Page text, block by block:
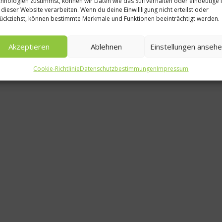
dieser Website verarbeiten. Wenn du deine Einwillligung nicht erteilst oder
können bestimmte Merkmale und Funktionen beeinträchtigt werden.
Akzeptieren Ablehnen Einstellungen
Cookie-RichtlinieDatenschutzbestimmungenImpressum